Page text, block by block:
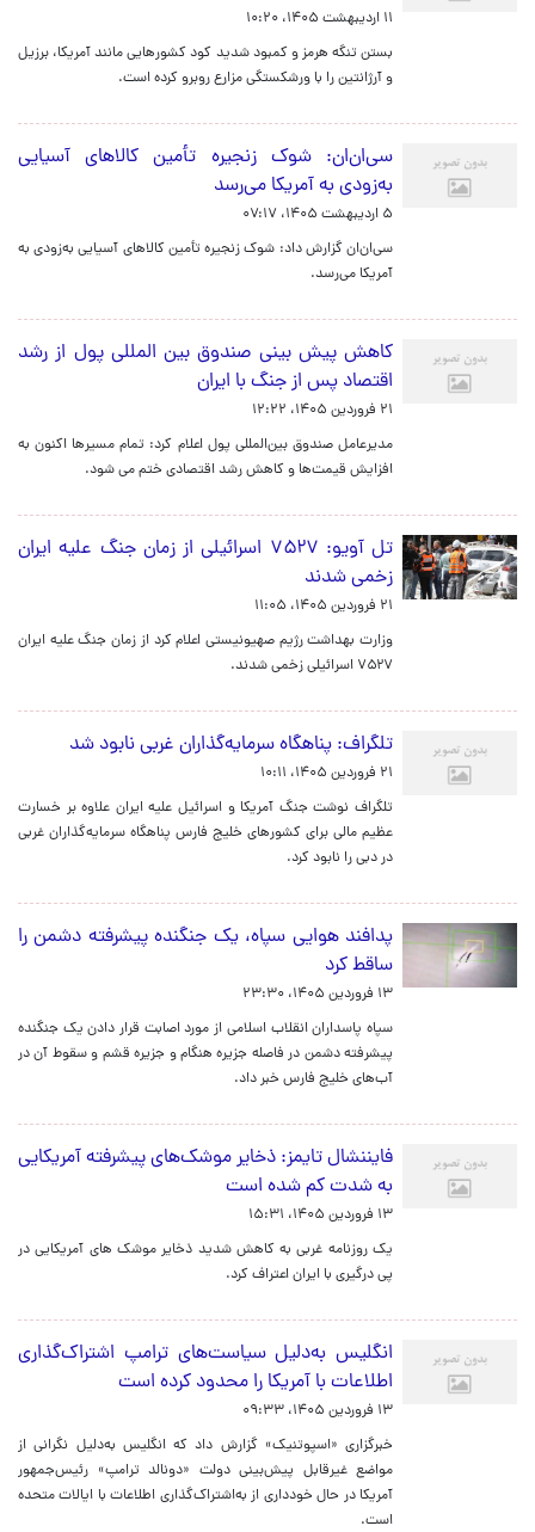
۱۱ اردیبهشت ۱۴۰۵، ۱۰:۲۰
بستن تنگه هرمز و کمبود شدید کود کشورهایی مانند آمریکا، برزیل
و آرژانتین را با ورشکستگی مزارع روبرو کرده است.
سی‌ان‌ان: شوک زنجیره تأمین کالاهای آسیایی
به‌زودی به آمریکا می‌رسد
۵ اردیبهشت ۱۴۰۵، ۰۷:۱۷
سی‌ان‌ان گزارش داد: شوک زنجیره تأمین کالاهای آسیایی به‌زودی به
آمریکا می‌رسد.
کاهش پیش بینی صندوق بین المللی پول از رشد
اقتصاد پس از جنگ با ایران
۲۱ فروردین ۱۴۰۵، ۱۲:۲۲
مدیرعامل صندوق بین‌المللی پول اعلام کرد: تمام مسیرها اکنون به
افزایش قیمت‌ها و کاهش رشد اقتصادی ختم می شود.
تل آویو: ۷۵۲۷ اسرائیلی از زمان جنگ علیه ایران
زخمی شدند
۲۱ فروردین ۱۴۰۵، ۱۱:۰۵
وزارت بهداشت رژیم صهیونیستی اعلام کرد از زمان جنگ علیه ایران
۷۵۲۷ اسرائیلی زخمی شدند.
تلگراف: پناهگاه سرمایه‌گذاران غربی نابود شد
۲۱ فروردین ۱۴۰۵، ۱۰:۱۱
تلگراف نوشت جنگ آمریکا و اسرائیل علیه ایران علاوه بر خسارت
عظیم مالی برای کشورهای خلیج فارس پناهگاه سرمایه‌گذاران غربی
در دبی را نابود کرد.
پدافند هوایی سپاه، یک جنگنده پیشرفته دشمن را
ساقط کرد
۱۳ فروردین ۱۴۰۵، ۲۳:۳۰
سپاه پاسداران انقلاب اسلامی از مورد اصابت قرار دادن یک جنگنده
پیشرفته دشمن در فاصله جزیره هنگام و جزیره قشم و سقوط آن در
آب‌های خلیج فارس خبر داد.
فایننشال تایمز: ذخایر موشک‌های پیشرفته آمریکایی
به شدت کم شده است
۱۳ فروردین ۱۴۰۵، ۱۵:۳۱
یک روزنامه غربی به کاهش شدید ذخایر موشک های آمریکایی در
پی درگیری با ایران اعتراف کرد.
انگلیس به‌دلیل سیاست‌های ترامپ اشتراک‌گذاری
اطلاعات با آمریکا را محدود کرده است
۱۳ فروردین ۱۴۰۵، ۰۹:۳۳
خبرگزاری «اسپوتنیک» گزارش داد که انگلیس به‌دلیل نگرانی از
مواضع غیرقابل پیش‌بینی دولت «دونالد ترامپ» رئیس‌جمهور
آمریکا در حال خودداری از به‌اشتراک‌گذاری اطلاعات با ایالات متحده
است.